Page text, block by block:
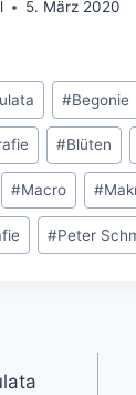
5. März 2020
#Begonie
#Blüten
#Macro #
#Peter